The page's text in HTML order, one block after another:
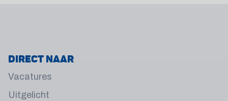
Direct naar
Vacatures
Uitgelicht